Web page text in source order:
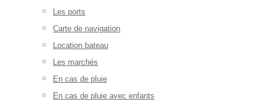
Les ports
Carte de navigation
Location bateau
Les marchés
En cas de pluie
En cas de pluie avec enfants